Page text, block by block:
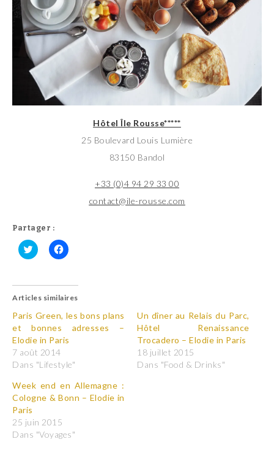
Hôtel Île Rousse*****
25 Boulevard Louis Lumière
83150 Bandol
+33 (0)4 94 29 33 00
contact@ile-rousse.com
Partager :
C
e
p
o
r
p
a
r
t
g
e
r
s
u
r
T
C
e
p
o
u
r
p
a
r
t
g
e
r
u
r
F
Articles similaires
Paris Green, les bons plans
et bonnes adresses –
Elodie in Paris
7 août 2014
Dans "Lifestyle"
Un dîner au Relais du Parc,
Hôtel Renaissance
Trocadero – Elodie in Paris
18 juillet 2015
Dans "Food & Drinks"
Week end en Allemagne :
Cologne & Bonn – Elodie in
Paris
25 juin 2015
Dans "Voyages"